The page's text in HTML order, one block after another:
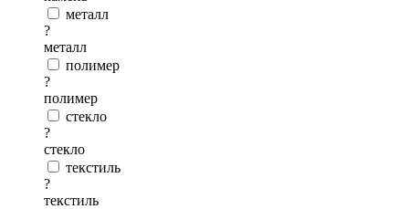
металл
?
металл
полимер
?
полимер
стекло
?
стекло
текстиль
?
текстиль